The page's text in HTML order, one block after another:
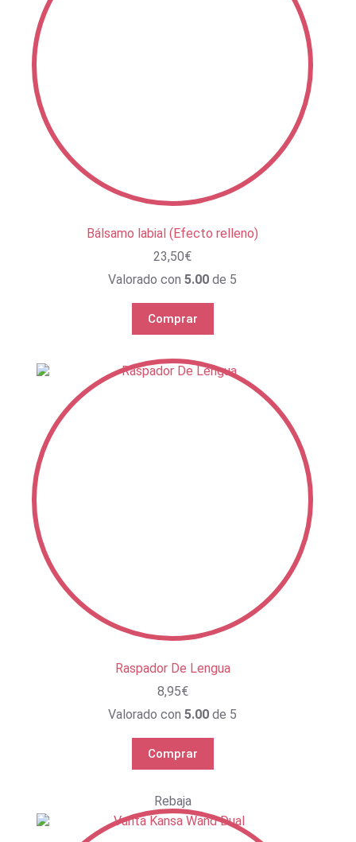
Bálsamo labial (Efecto relleno)
23,50€
Valorado con5.00 de 5
Comprar
Raspador De Lengua
8,95€
Valorado con5.00 de 5
Comprar
Rebaja